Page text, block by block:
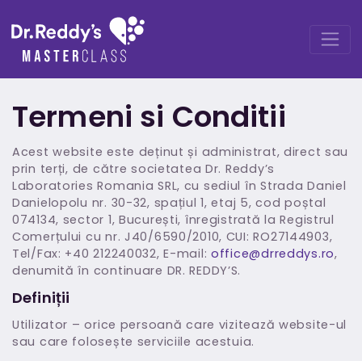
Termeni si Conditii
Acest website este deținut și administrat, direct sau
prin terți, de către societatea Dr. Reddy’s
Laboratories Romania SRL, cu sediul în Strada Daniel
Danielopolu nr. 30-32, spațiul 1, etaj 5, cod poștal
074134, sector 1, București, înregistrată la Registrul
Comerțului cu nr. J40/6590/2010, CUI: RO27144903,
Tel/Fax: +40 212240032, E-mail:office@drreddys.ro,
denumită în continuare DR. REDDY’S.
Definiții
Utilizator – orice persoană care vizitează website-ul
sau care folosește serviciile acestuia.